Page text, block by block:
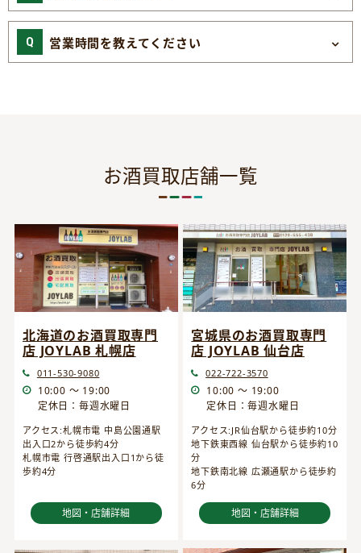
営業時間を教えてください
お酒買取店舗一覧
北海道のお酒買取専門
店 JOYLAB 札幌店
011-530-9080
10:00 ～ 19:00
定休日：毎週水曜日
アクセス:札幌市電 中島公園通駅
出入口2から徒歩約4分
札幌市電 行啓通駅出入口1から徒
歩約4分
地図・店舗詳細
宮城県のお酒買取専門
店 JOYLAB 仙台店
022-722-3570
10:00 ～ 19:00
定休日：毎週水曜日
アクセス:JR仙台駅から徒歩約10分
地下鉄東西線 仙台駅から徒歩約10
分
地下鉄南北線 広瀬通駅から徒歩約
6分
地図・店舗詳細